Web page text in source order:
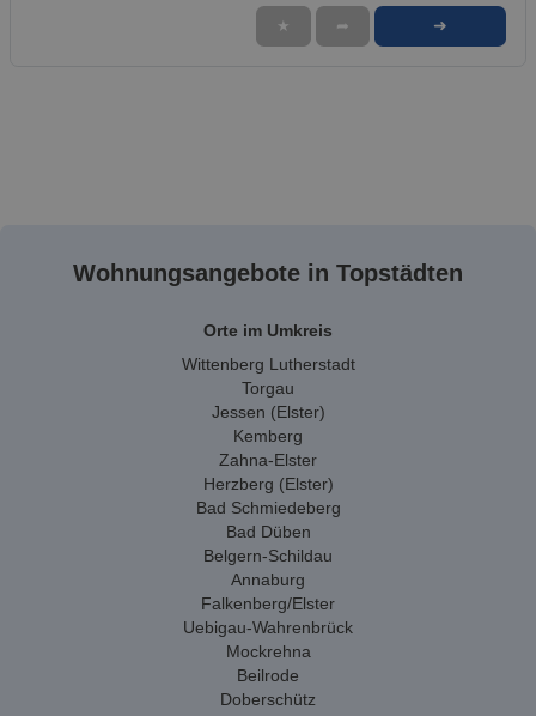
★ ➦ ➜
Wohnungsangebote in Topstädten
Orte im Umkreis
Wittenberg Lutherstadt
Torgau
Jessen (Elster)
Kemberg
Zahna-Elster
Herzberg (Elster)
Bad Schmiedeberg
Bad Düben
Belgern-Schildau
Annaburg
Falkenberg/Elster
Uebigau-Wahrenbrück
Mockrehna
Beilrode
Doberschütz